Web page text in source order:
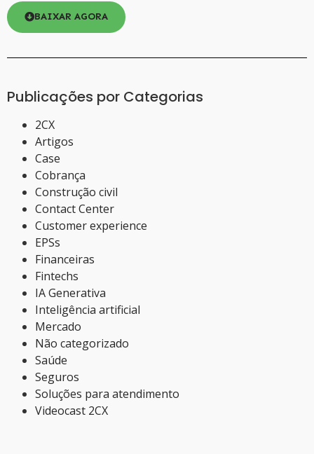
BAIXAR AGORA
Publicações por Categorias
2CX
Artigos
Case
Cobrança
Construção civil
Contact Center
Customer experience
EPSs
Financeiras
Fintechs
IA Generativa
Inteligência artificial
Mercado
Não categorizado
Saúde
Seguros
Soluções para atendimento
Videocast 2CX